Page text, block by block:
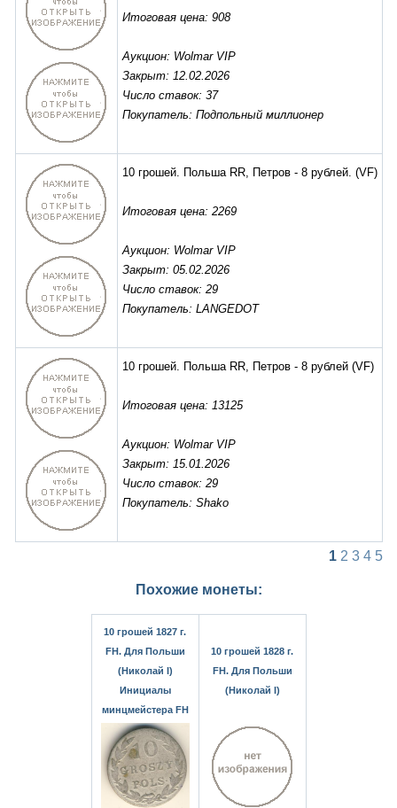
Итоговая цена: 908
Аукцион: Wolmar VIP
Закрыт: 12.02.2026
Число ставок: 37
Покупатель: Подпольный миллионер
10 грошей. Польша RR, Петров - 8 рублей. (VF)
Итоговая цена: 2269
Аукцион: Wolmar VIP
Закрыт: 05.02.2026
Число ставок: 29
Покупатель: LANGEDOT
10 грошей. Польша RR, Петров - 8 рублей(VF)
Итоговая цена: 13125
Аукцион: Wolmar VIP
Закрыт: 15.01.2026
Число ставок: 29
Покупатель: Shako
1 2 3 4 5
Похожие монеты:
10 грошей 1827 г.
FH. Для Польши
(Николай I)
Инициалы
минцмейстера FH
10 грошей 1828 г.
FH. Для Польши
(Николай I)